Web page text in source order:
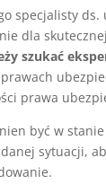
specjalisty ds.
dla
szukać
prawa
być w
sytuacji,